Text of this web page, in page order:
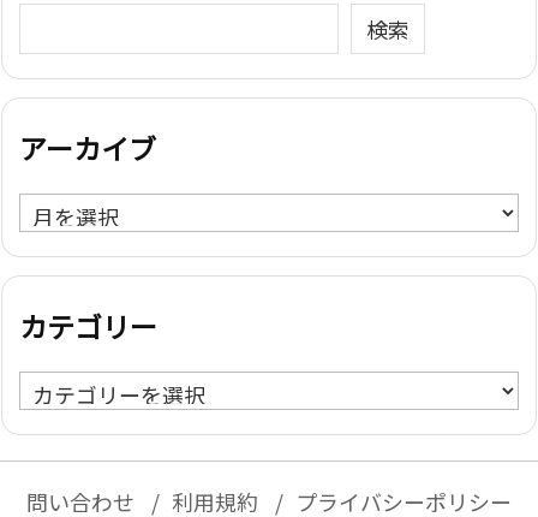
検索
アーカイブ
ア
ー
カ
ブ
カテゴリー
カ
テ
問い合わせ 利用規約
プライバシーポリシー